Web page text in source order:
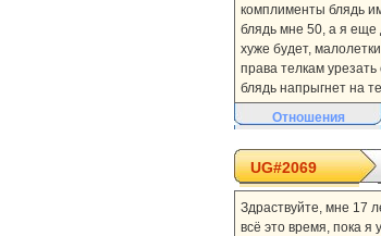
комплименты блядь
блядь мне 50, а я еще
хуже будет,
права телкам
блядь напрыгнет на
Отношения
UG#2069
Здраствуйте, мне 17
всё это время, пока я